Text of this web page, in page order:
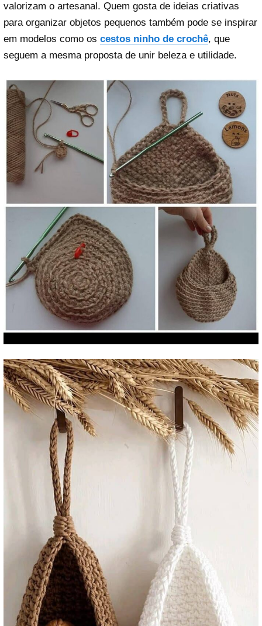
valorizam o artesanal. Quem gosta de ideias criativas
para organizar objetos pequenos também pode se inspirar
em modelos como os cestos ninho de crochê, que
seguem a mesma proposta de unir beleza e utilidade.